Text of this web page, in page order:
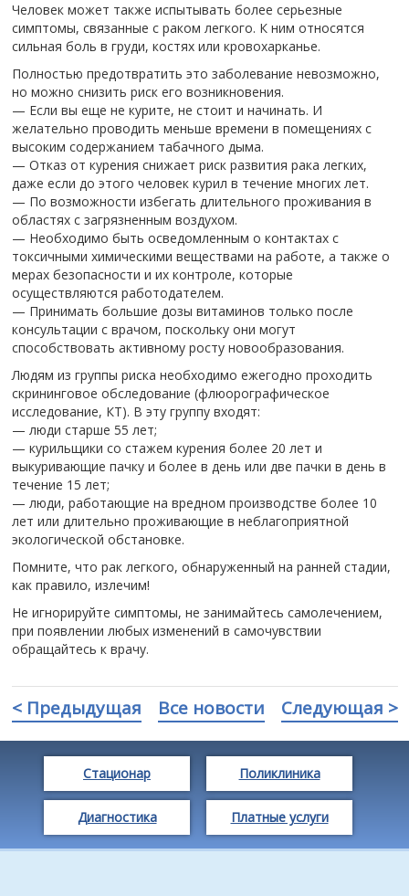
Человек может также испытывать более серьезные
симптомы, связанные с раком легкого. К ним относятся
сильная боль в груди, костях или кровохарканье.
Полностью предотвратить это заболевание невозможно,
но можно снизить риск его возникновения.
— Если вы еще не курите, не стоит и начинать. И
желательно проводить меньше времени в помещениях с
высоким содержанием табачного дыма.
— Отказ от курения снижает риск развития рака легких,
даже если до этого человек курил в течение многих лет.
— По возможности избегать длительного проживания в
областях с загрязненным воздухом.
— Необходимо быть осведомленным о контактах с
токсичными химическими веществами на работе, а также о
мерах безопасности и их контроле, которые
осуществляются работодателем.
— Принимать большие дозы витаминов только после
консультации с врачом, поскольку они могут
способствовать активному росту новообразования.
Людям из группы риска необходимо ежегодно проходить
скрининговое обследование (флюорографическое
исследование, КТ). В эту группу входят:
— люди старше 55 лет;
— курильщики со стажем курения более 20 лет и
выкуривающие пачку и более в день или две пачки в день в
течение 15 лет;
— люди, работающие на вредном производстве более 10
лет или длительно проживающие в неблагоприятной
экологической обстановке.
Помните, что рак легкого, обнаруженный на ранней стадии,
как правило, излечим!
Не игнорируйте симптомы, не занимайтесь самолечением,
при появлении любых изменений в самочувствии
обращайтесь к врачу.
< Предыдущая Все новости Следующая >
Стационар Поликлиника
Диагностика Платные услуги